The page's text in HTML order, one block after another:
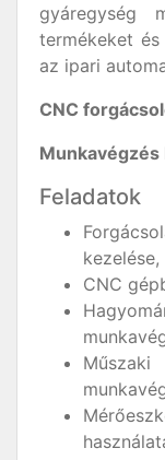
termékeket
az ipari
CNC
Munkavégzés
Feladatok
kezelése,
CNC